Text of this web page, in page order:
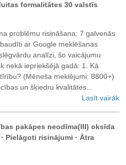
formalitātes 30 valstīs
problēmu risināšana: 7 galvenās
ar Google meklēšanas
analīzi, šo vaicājumu
nekā iepriekšējā gadā: 1. Kā
(Mēneša meklējumi: 8800+)
un šķiedru kvalitātes...
Lasīt vairāk
pakāpes neodīma(III) oksīda
Pielāgoti risinājumi · Ātra